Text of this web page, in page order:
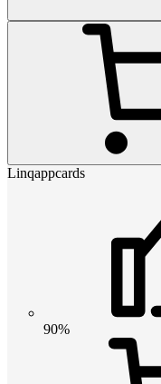
Linqappcards
90%